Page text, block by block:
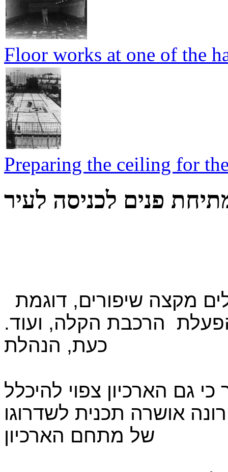
Floor works at one of the
Preparing the ceiling for
פנים לכניסה לעיר
הרכבת הקלה, ועוד.
כעת, הנהלת
גם הארכיון צפוי להיכלל
אושרה תכנית לשדרוגו
של מתחם הארכיון